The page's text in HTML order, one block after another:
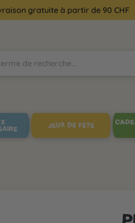
gratuite à partir de 90 CHF
JEUX DE FÊTE